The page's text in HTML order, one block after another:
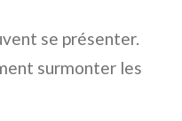
se présenter.
surmonter les